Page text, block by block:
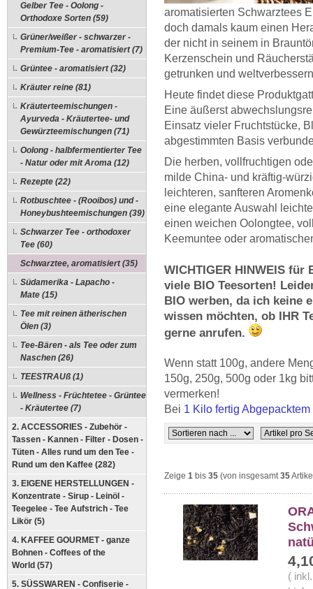
Gelber Tee - Oolong -
Orthodoxe Sorten (59)
Grüner/weißer - schwarzer -
Premium-Tee - aromatisiert (7)
Grüntee - aromatisiert (32)
Kräuter reine (81)
Kräuterteemischungen -
Ayurveda - Kräutertee- und
Gewürzteemischungen (71)
Oolong - halbfermentierter Tee
- Natur oder mit Aroma (12)
Rezepte (22)
Rotbuschtee - (Rooibos) und -
Honeybushteemischungen (39)
Schwarzer Tee - orthodoxer
Tee (60)
Schwarztee, aromatisiert (35)
Südamerika - Lapacho -
Mate (15)
Tee mit reinen ätherischen
Ölen (3)
Tee-Bären - als Tee oder zum
Naschen (26)
TEESTRAUß (1)
Wellness - Früchtetee - Grüntee
- Kräutertee (7)
2. ACCESSORIES - Zubehör -
Tassen - Kannen - Filter - Dosen -
Tüten - Alles rund um den Tee -
Rund um den Kaffee (282)
3. EIGENE HERSTELLUNGEN -
Konzentrate - Sirup - Leinöl -
Teegelee - Tee Aufstrich - Tee
Likör (5)
4. KAFFEE GOURMET - ganze
Bohnen - Coffees of the
World (57)
5. SÜSSWAREN - Confiserie -
aromatisierten Schwarztees
doch damals kaum einen
der nicht in seinem in
Kerzenschein und
getrunken und
Heute findet diese
Eine äußerst
Einsatz vieler Fruchtstücke,
abgestimmten Basis
Die herben, vollfruchtigen
milde China- und kräftig-
leichteren, sanfteren
eine elegante Auswahl
einen weichen Oolongtee,
Keemuntee oder
WICHTIGER HINWEIS für
viele BIO Teesorten!
BIO werben, daich keine
wissen möchten, ob IHR
gerne anrufen.
Wenn statt 100g, andere
150g, 250g, 500g oder 1kg
vermerken!
Bei 1 Kilo fertig
Zeige 1 bis 35 (von insgesamt35
(